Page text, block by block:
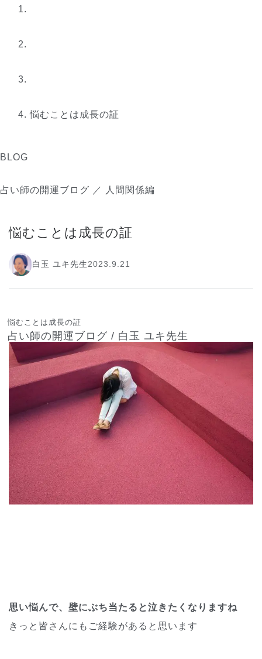
悩むことは成長の証
占い師の開運ブログ / 白玉 ユキ先生
悩むことは成長の証
BLOG
占い師の開運ブログ ／ 人間関係編
悩むことは成長の証
白玉 ユキ先生2023.9.21
思い悩んで、壁にぶち当たると泣きたくなりますね
きっと皆さんにもご経験があると思います